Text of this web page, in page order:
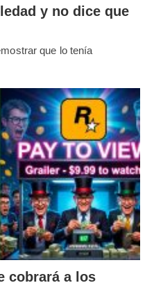
y no dice que
que lo tenía
cobrará a los